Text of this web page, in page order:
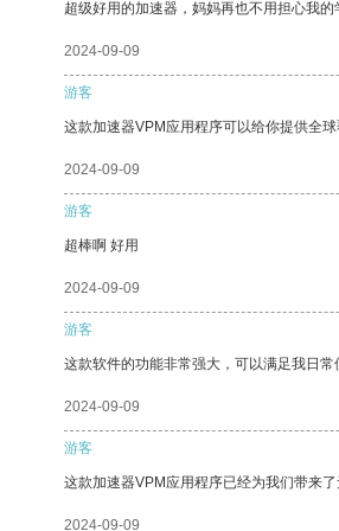
超级好用的加速器，妈妈再也不用担心我的
2024-09-09
游客
这款加速器VPM应用程序可以给你提供全球
2024-09-09
游客
超棒啊 好用
2024-09-09
游客
这款软件的功能非常强大，可以满足我日常
2024-09-09
游客
这款加速器VPM应用程序已经为我们带来
2024-09-09